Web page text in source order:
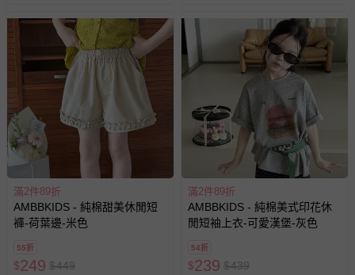
與服務，謝謝。
針對滿件折/滿額贈…等活動，如因部份退貨，而該訂單保
留商品未達活動門檻，將以原價計算，活動贈品亦需一併退
部分商品依據消費者保護法的規定，不適用七天鑑賞期/猶
豫期範圍：
易於腐敗、保存期限較短或解約時即將逾期（例如生鮮
商品、食品等）。
客製化商品（例如客製生日書、姓名貼等）。
報紙、期刊或雜誌（惟書籍如經拆封、使用，則酌收整
新費用）。
滿2件89折
AMBBKIDS - 純棉甜美休閒短
褲-荷葉邊-米色
55折
$249 $449
滿2件89折
AMBBKIDS - 純棉美式印花休
閒短袖上衣-可愛漢堡-灰色
54折
$239 $439